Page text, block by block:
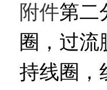
附件第二
圈，过
持线圈，